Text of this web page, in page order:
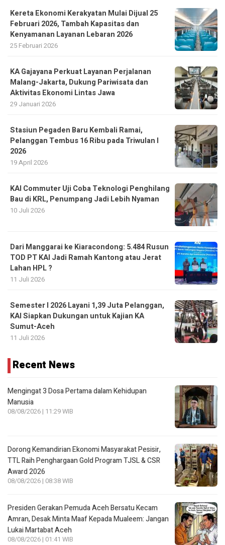
Kereta Ekonomi Kerakyatan Mulai Dijual 25
Februari 2026, Tambah Kapasitas dan
Kenyamanan Layanan Lebaran 2026
25 Februari 2026
KA Gajayana Perkuat Layanan Perjalanan
Malang-Jakarta, Dukung Pariwisata dan
Aktivitas Ekonomi Lintas Jawa
29 Januari 2026
Stasiun Pegaden Baru Kembali Ramai,
Pelanggan Tembus 16 Ribu pada Triwulan I
2026
19 April 2026
KAI Commuter Uji Coba Teknologi Penghilang
Bau di KRL, Penumpang Jadi Lebih Nyaman
10 Juli 2026
Dari Manggarai ke Kiaracondong: 5.484 Rusun
TOD PT KAI Jadi Ramah Kantong atau Jerat
Lahan HPL ?
11 Juli 2026
Semester I 2026 Layani 1,39 Juta Pelanggan,
KAI Siapkan Dukungan untuk Kajian KA
Sumut-Aceh
11 Juli 2026
Recent News
Mengingat 3 Dosa Pertama dalam Kehidupan
Manusia
08/08/2026 | 11:29 WIB
Dorong Kemandirian Ekonomi Masyarakat Pesisir,
TTL Raih Penghargaan Gold Program TJSL & CSR
Award 2026
08/08/2026 | 08:38 WIB
Presiden Gerakan Pemuda Aceh Bersatu Kecam
Amran, Desak Minta Maaf Kepada Mualeem: Jangan
Lukai Martabat Aceh
08/08/2026 | 01:41 WIB